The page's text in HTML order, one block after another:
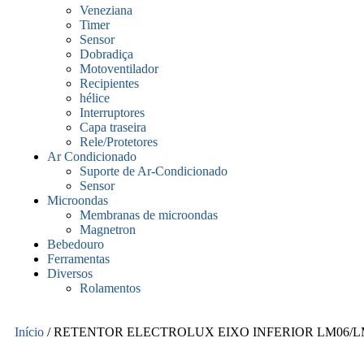
Veneziana
Timer
Sensor
Dobradiça
Motoventilador
Recipientes
hélice
Interruptores
Capa traseira
Rele/Protetores
Ar Condicionado
Suporte de Ar-Condicionado
Sensor
Microondas
Membranas de microondas
Magnetron
Bebedouro
Ferramentas
Diversos
Rolamentos
Início / RETENTOR ELECTROLUX EIXO INFERIOR LM06/